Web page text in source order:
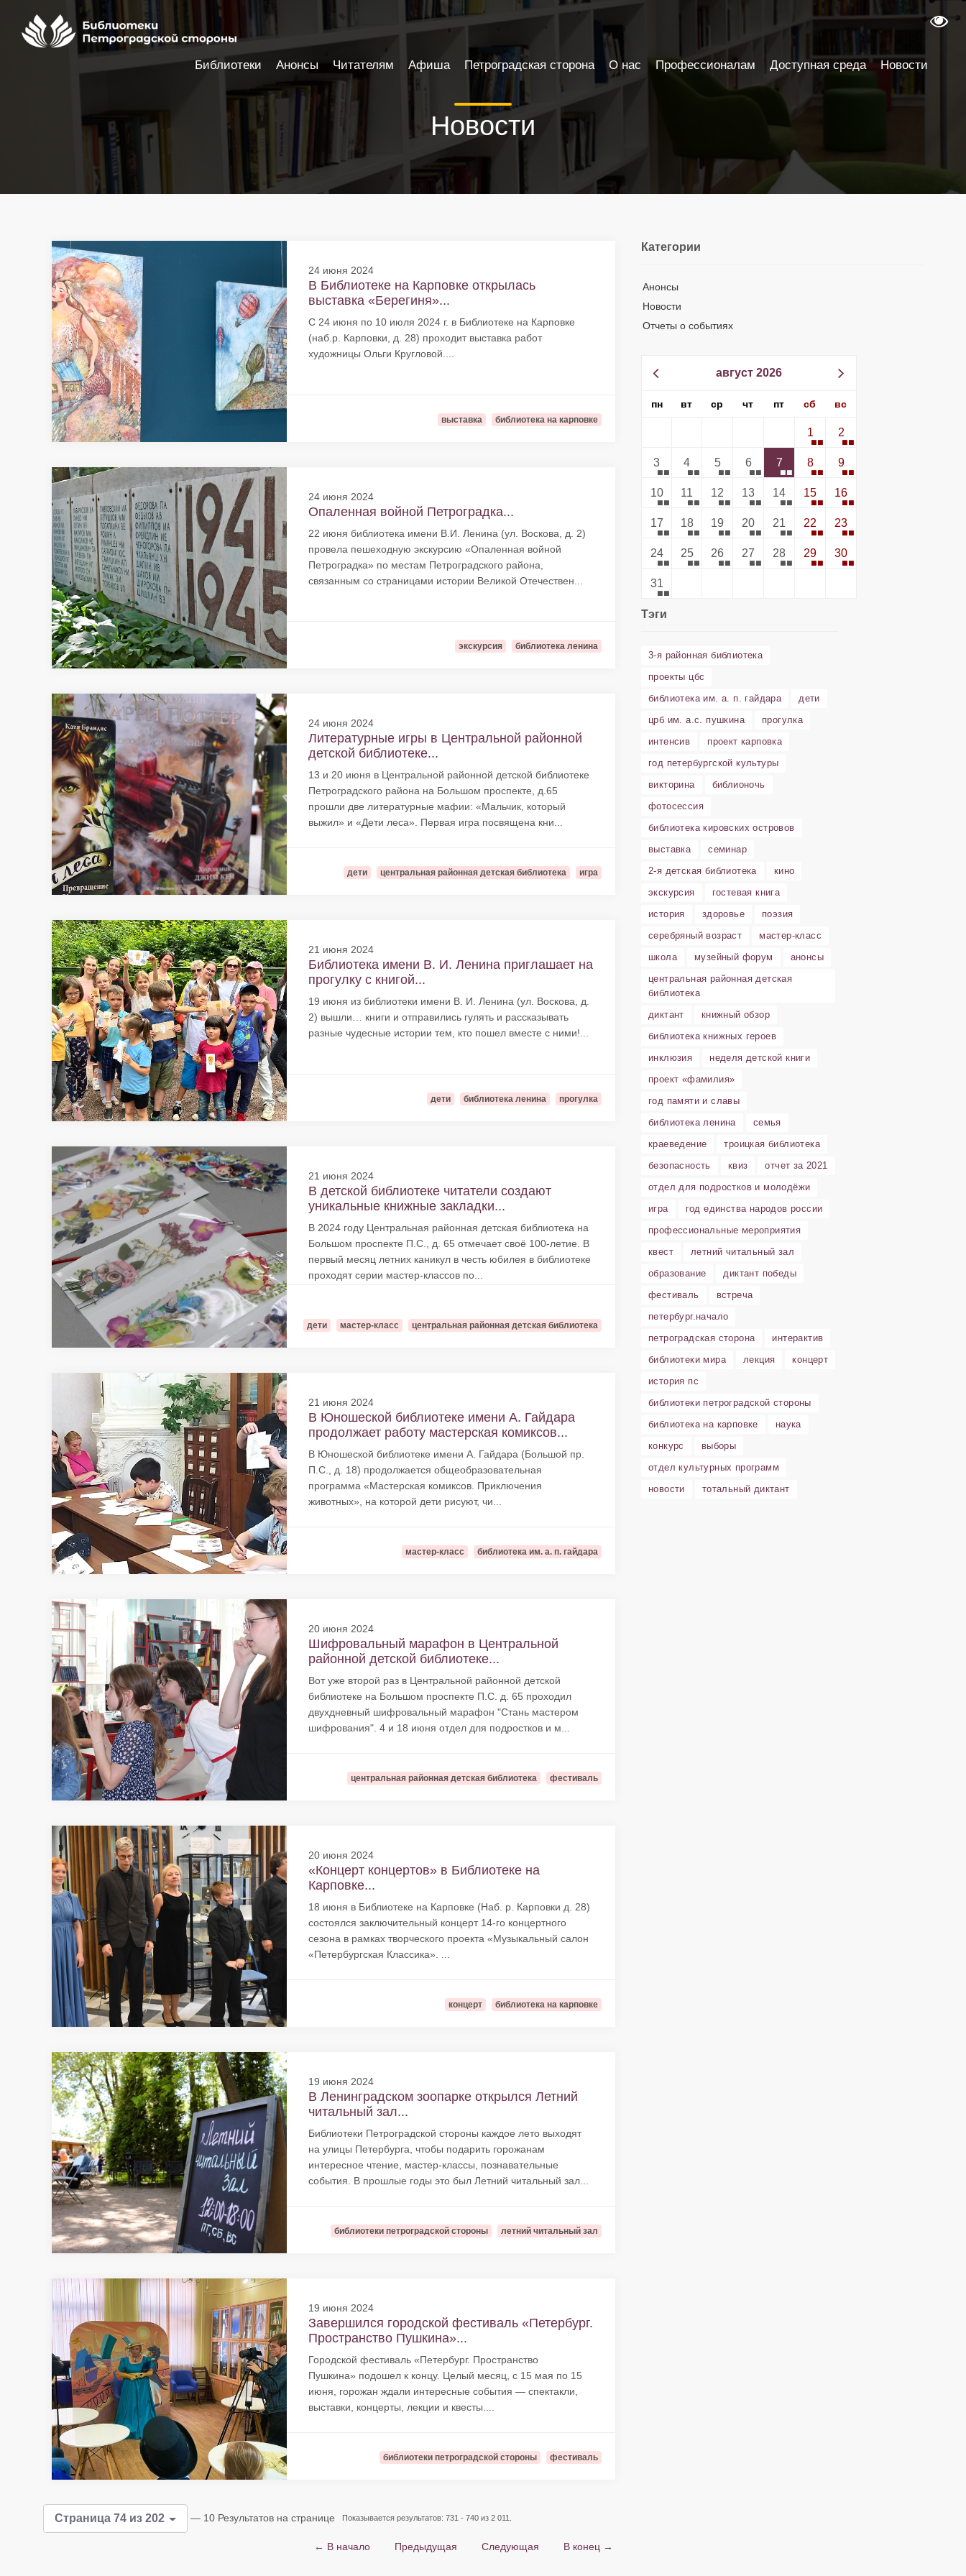
Новости
24 июня 2024
В Библиотеке на Карповке открылась
выставка «Берегиня»...
С 24 июня по 10 июля 2024 г. в Библиотеке на Карповке
(наб.р. Карповки, д. 28) проходит выставка работ
художницы Ольги Кругловой....
выставка библиотека на карповке
24 июня 2024
Опаленная войной Петроградка...
22 июня библиотека имени В.И. Ленина (ул. Воскова, д. 2)
провела пешеходную экскурсию «Опаленная войной
Петроградка» по местам Петроградского района,
связанным со страницами истории Великой Отечествен...
экскурсия библиотека ленина
24 июня 2024
Литературные игры в Центральной районной
детской библиотеке...
13 и 20 июня в Центральной районной детской библиотеке
Петроградского района на Большом проспекте, д.65
прошли две литературные мафии: «Мальчик, который
выжил» и «Дети леса». Первая игра посвящена кни...
дети центральная районная детская библиотека игра
21 июня 2024
Библиотека имени В. И. Ленина приглашает на
прогулку с книгой...
19 июня из библиотеки имени В. И. Ленина (ул. Воскова, д.
2) вышли… книги и отправились гулять и рассказывать
разные чудесные истории тем, кто пошел вместе с ними!...
дети библиотека ленина прогулка
21 июня 2024
В детской библиотеке читатели создают
уникальные книжные закладки...
В 2024 году Центральная районная детская библиотека на
Большом проспекте П.С., д. 65 отмечает своё 100-летие. В
первый месяц летних каникул в честь юбилея в библиотеке
проходят серии мастер-классов по...
дети мастер-класс центральная районная детская библиотека
21 июня 2024
В Юношеской библиотеке имени А. Гайдара
продолжает работу мастерская комиксов...
В Юношеской библиотеке имени А. Гайдара (Большой пр.
П.С., д. 18) продолжается общеобразовательная
программа «Мастерская комиксов. Приключения
животных», на которой дети рисуют, чи...
мастер-класс библиотека им. а. п. гайдара
20 июня 2024
Шифровальный марафон в Центральной
районной детской библиотеке...
Вот уже второй раз в Центральной районной детской
библиотеке на Большом проспекте П.С. д. 65 проходил
двухдневный шифровальный марафон "Стань мастером
шифрования". 4 и 18 июня отдел для подростков и м...
центральная районная детская библиотека фестиваль
20 июня 2024
«Концерт концертов» в Библиотеке на
Карповке...
18 июня в Библиотеке на Карповке (Наб. р. Карповки д. 28)
состоялся заключительный концерт 14-го концертного
сезона в рамках творческого проекта «Музыкальный салон
«Петербургская Классика». ...
концерт библиотека на карповке
19 июня 2024
В Ленинградском зоопарке открылся Летний
читальный зал...
Библиотеки Петроградской стороны каждое лето выходят
на улицы Петербурга, чтобы подарить горожанам
интересное чтение, мастер-классы, познавательные
события. В прошлые годы это был Летний читальный зал...
библиотеки петроградской стороны летний читальный зал
19 июня 2024
Завершился городской фестиваль «Петербург.
Пространство Пушкина»...
Городской фестиваль «Петербург. Пространство
Пушкина» подошел к концу. Целый месяц, с 15 мая по 15
июня, горожан ждали интересные события — спектакли,
выставки, концерты, лекции и квесты....
библиотеки петроградской стороны фестиваль
Страница 74 из 202 — 10 Результатов на странице Показывается результатов: 731 - 740 из 2 011.
← В начало Предыдущая Следующая В конец →
Категории
Анонсы
Новости
Отчеты о событиях
август 2026
пн вт ср чт пт сб вс
1 2
3 4 5 6 7 8 9
10 11 12 13 14 15 16
17 18 19 20 21 22 23
24 25 26 27 28 29 30
31
Тэги
3-я районная библиотека
проекты цбс
библиотека им. а. п. гайдара
дети
црб им. а.с. пушкина
прогулка
интенсив
проект карповка
год петербургской культуры
викторина
библионочь
фотосессия
библиотека кировских островов
выставка
семинар
2-я детская библиотека
кино
экскурсия
гостевая книга
история
здоровье
поэзия
серебряный возраст
мастер-класс
школа
музейный форум
анонсы
центральная районная детская
библиотека
диктант
книжный обзор
библиотека книжных героев
инклюзия
неделя детской книги
проект «фамилия»
год памяти и славы
библиотека ленина
семья
краеведение
троицкая библиотека
безопасность
квиз
отчет за 2021
отдел для подростков и молодёжи
игра
год единства народов россии
профессиональные мероприятия
квест
летний читальный зал
образование
диктант победы
фестиваль
встреча
петербург.начало
петроградская сторона
интерактив
библиотеки мира
лекция
концерт
история пс
библиотеки петроградской стороны
библиотека на карповке
наука
конкурс
выборы
отдел культурных программ
новости
тотальный диктант
Библиотеки Анонсы Читателям Афиша Петроградская сторона О нас Профессионалам Доступная среда Новости
Настройки доступности